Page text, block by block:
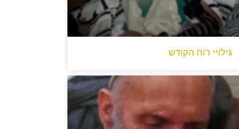
גילויי רוח הקודש